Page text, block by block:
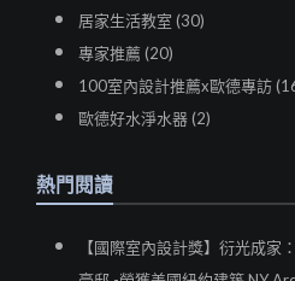
居家生活教室 (30)
專家推薦 (20)
100室內設計推薦x歐德專訪
歐德好水淨水器 (2)
熱門閱讀
【國際室內設計獎】衍光成家